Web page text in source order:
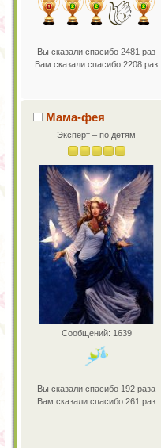
Вы сказали спасибо 2481 раз
Вам сказали спасибо 2208 раз
Мама-фея
Эксперт – по детям
Сообщений: 1639
Вы сказали спасибо 192 раза
Вам сказали спасибо 261 раз